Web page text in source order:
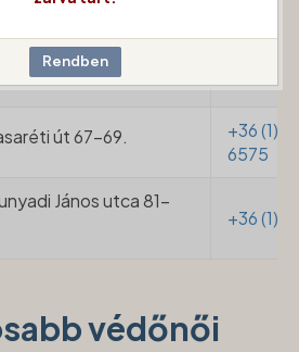
utca 51.
+36 (1)
út 67-69.
+36 (1)
6575
János utca 81-
+36 (1)
védőnői